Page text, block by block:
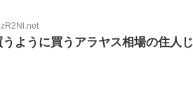
ように買うアラヤス相場の住人じ